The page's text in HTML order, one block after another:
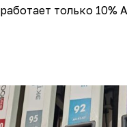
работает только 10%